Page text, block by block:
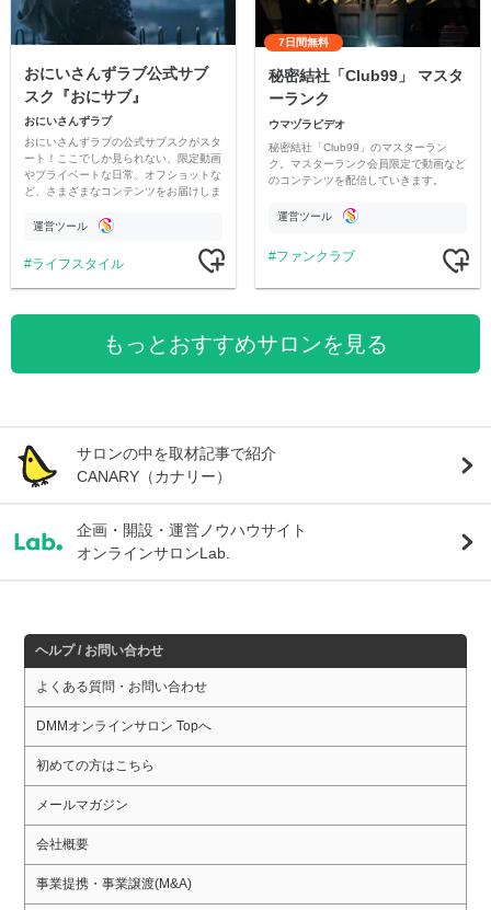
おにいさんずラブ公式サブ
スク『おにサブ』
おにいさんずラブ
おにいさんずラブの公式サブスクがスタ
ート！ここでしか見られない、限定動画
やプライベートな日常、オフショットな
ど、さまざまなコンテンツをお届けしま
運営ツール
ライフスタイル
7日間無料
秘密結社「Club99」 マスタ
ーランク
ウマヅラビデオ
秘密結社「Club99」のマスターラン
ク。マスターランク会員限定で動画など
のコンテンツを配信していきます。
運営ツール
ファンクラブ
もっとおすすめサロンを見る
サロンの中を取材記事で紹介
CANARY（カナリー）
企画・開設・運営ノウハウサイト
オンラインサロンLab.
ヘルプ / お問い合わせ
よくある質問・お問い合わせ
DMMオンラインサロン Topへ
初めての方はこちら
メールマガジン
会社概要
事業提携・事業譲渡(M&A)